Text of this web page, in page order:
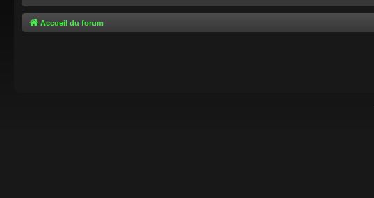
Accueil du forum